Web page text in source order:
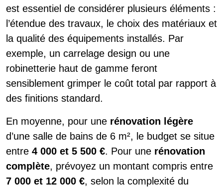
est essentiel de considérer plusieurs éléments :
l’étendue des travaux, le choix des matériaux et
la qualité des équipements installés. Par
exemple, un carrelage design ou une
robinetterie haut de gamme feront
sensiblement grimper le coût total par rapport à
des finitions standard.
En moyenne, pour une rénovation légère
d’une salle de bains de 6 m², le budget se situe
entre 4 000 et 5 500 €. Pour une rénovation
complète, prévoyez un montant compris entre
7 000 et 12 000 €, selon la complexité du